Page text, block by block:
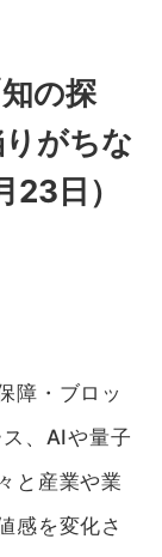
の探
がちな
日）
障・ブロッ
、AIや量子
と産業や業
感を変化さ